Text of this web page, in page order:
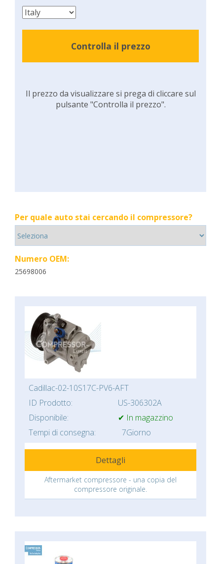
Controlla il prezzo
Il prezzo da visualizzare si prega di cliccare sul
pulsante "Controlla il prezzo".
Per quale auto stai cercando il compressore?
Numero OEM:
25698006
Cadillac-02-10S17C-PV6-AFT
ID Prodotto:
US-306302A
Disponibile:
✔ In magazzino
Tempi di consegna:
7Giorno
Dettagli
Aftermarket compressore - una copia del
compressore originale.